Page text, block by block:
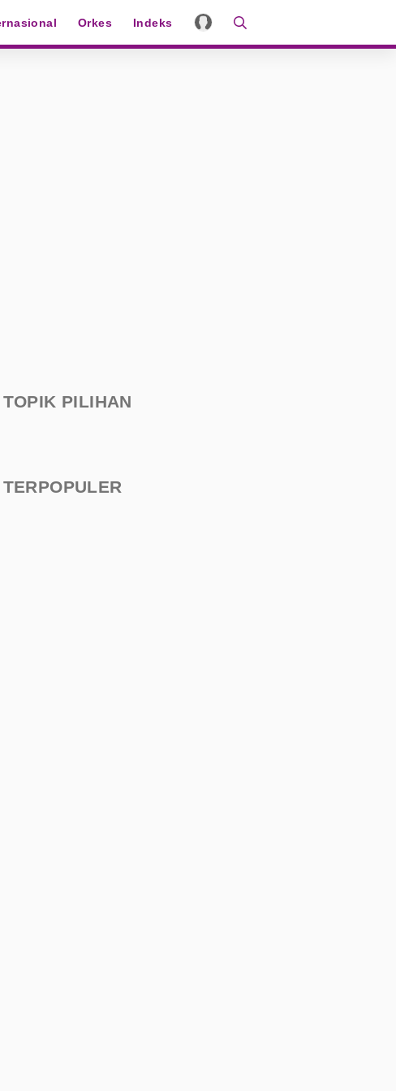
Orkes Indeks
TOPIK PILIHAN
TERPOPULER